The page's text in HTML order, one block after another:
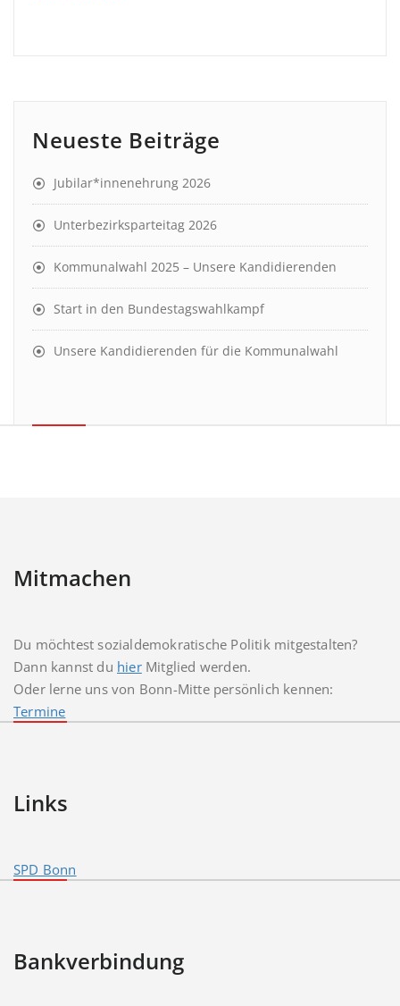
Neueste Beiträge
Jubilar*innenehrung 2026
Unterbezirksparteitag 2026
Kommunalwahl 2025 – Unsere Kandidierenden
Start in den Bundestagswahlkampf
Unsere Kandidierenden für die Kommunalwahl
Mitmachen
Du möchtest sozialdemokratische Politik mitgestalten?
Dann kannst du hierMitglied werden.
Oder lerne uns von Bonn-Mitte persönlich kennen:
Termine
Links
SPD Bonn
Bankverbindung